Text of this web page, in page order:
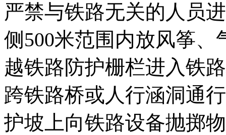
严禁与铁路无关的人员
侧500米范围内放风筝
越铁路防护栅栏进入铁
跨铁路桥或人行涵洞通
护坡上向铁路设备抛掷